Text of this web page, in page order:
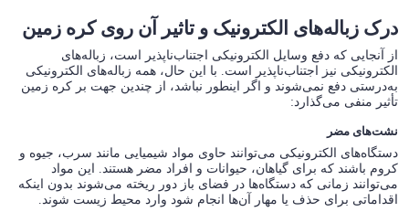
درک زباله‌های الکترونیک و تاثیر آن روی کره زمین
از آنجایی که دفع وسایل الکترونیکی اجتناب‌ناپذیر است، زباله‌های
الکترونیکی نیز اجتناب‌ناپذیر است. با این حال، همه زباله‌های الکترونیکی
به‌درستی دفع نمی‌شوند و اگر اینطور نباشد، از چندین جهت بر کره زمین
تأثیر منفی می‌گذارد:
نشت‌های مضر
دستگاه‌های الکترونیکی می‌توانند حاوی مواد شیمیایی مانند سرب، جیوه و
کروم باشند که برای گیاهان، حیوانات و افراد مضر هستند. این مواد
می‌توانند زمانی که دستگاه‌ها در فضای باز دور ریخته می‌شوند بدون اینکه
اقداماتی برای حذف یا مهار آن‌ها انجام شود وارد محیط زیست شوند.